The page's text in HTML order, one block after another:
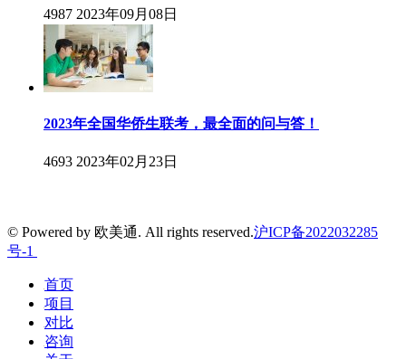
4987 2023年09月08日
2023年全国华侨生联考，最全面的问与答！
4693 2023年02月23日
© Powered by 欧美通. All rights reserved.沪ICP备2022032285
号-1
首页
项目
对比
咨询